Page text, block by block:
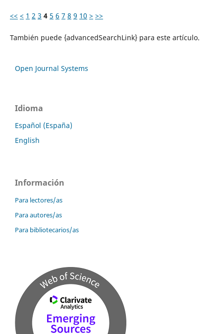
<< < 1 2 3 4 5 6 7 8 9 10 > >>
También puede {advancedSearchLink} para este artículo.
Open Journal Systems
Idioma
Español (España)
English
Información
Para lectores/as
Para autores/as
Para bibliotecarios/as